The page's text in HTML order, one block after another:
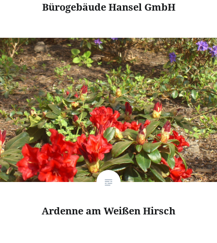
Bürogebäude Hansel GmbH
Ardenne am Weißen Hirsch